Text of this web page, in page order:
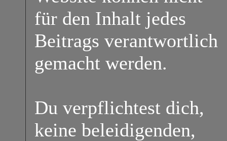
für den Inhalt jedes
Beitrags verantwortlich
gemacht werden.
Du verpflichtest dich,
keine beleidigenden,